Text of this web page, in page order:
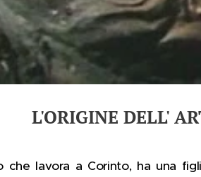
L'ORIGINE DELL'
che lavora a Corinto, ha una